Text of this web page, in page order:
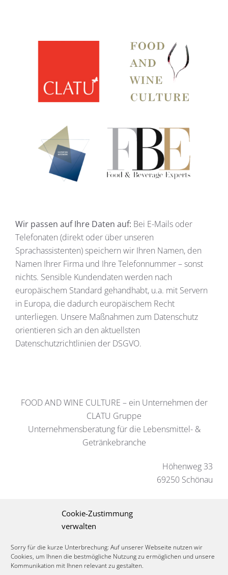
Cookie-Zustimmung
verwalten
Sorry für die kurze Unterbrechung: Auf unserer Webseite nutzen wir
Cookies, um Ihnen die bestmögliche Nutzung zu ermöglichen und unsere
Kommunikation mit Ihnen relevant zu gestalten.
Wir passen auf Ihre Daten auf: Bei E-Mails oder
Telefonaten (direkt oder über unseren
Sprachassistenten) speichern wir Ihren Namen, den
Namen Ihrer Firma und Ihre Telefonnummer – sonst
nichts. Sensible Kundendaten werden nach
europäischem Standard gehandhabt, u.a. mit Servern
in Europa, die dadurch europäischem Recht
unterliegen. Unsere Maßnahmen zum Datenschutz
orientieren sich an den aktuellsten
Datenschutzrichtlinien der DSGVO.
FOOD AND WINE CULTURE – ein Unternehmen der
CLATU Gruppe
Unternehmensberatung für die Lebensmittel- &
Getränkebranche
Höhenweg 33
69250 Schönau
69115 Heidelberg
Termine nach Vereinbarung.
www.foodandwineculture.com